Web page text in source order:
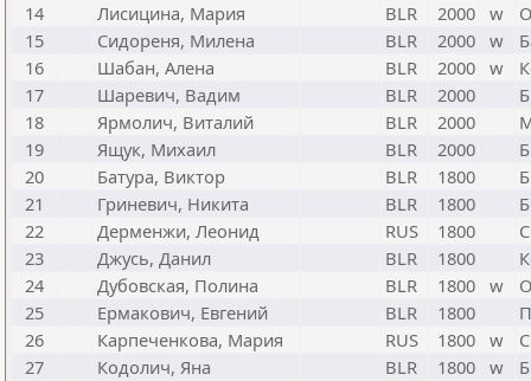
14
Лисицина, Мария BLR 2000 w
15
Сидореня, Милена BLR 2000 w
16
Шабан, Алена BLR 2000 w
17
Шаревич, Вадим BLR 2000
18
Ярмолич, Виталий BLR 2000
19
Ящук, Михаил BLR 2000
20
Батура, Виктор BLR 1800
21
Гриневич, Никита BLR 1800
22
Дерменжи, Леонид RUS 1800
23
Джусь, Данил BLR 1800
24
Дубовская, Полина BLR 1800 w
25
Ермакович, Евгений BLR 1800
26
Карпеченкова, Мария RUS 1800 w
27
Кодолич, Яна BLR 1800 w